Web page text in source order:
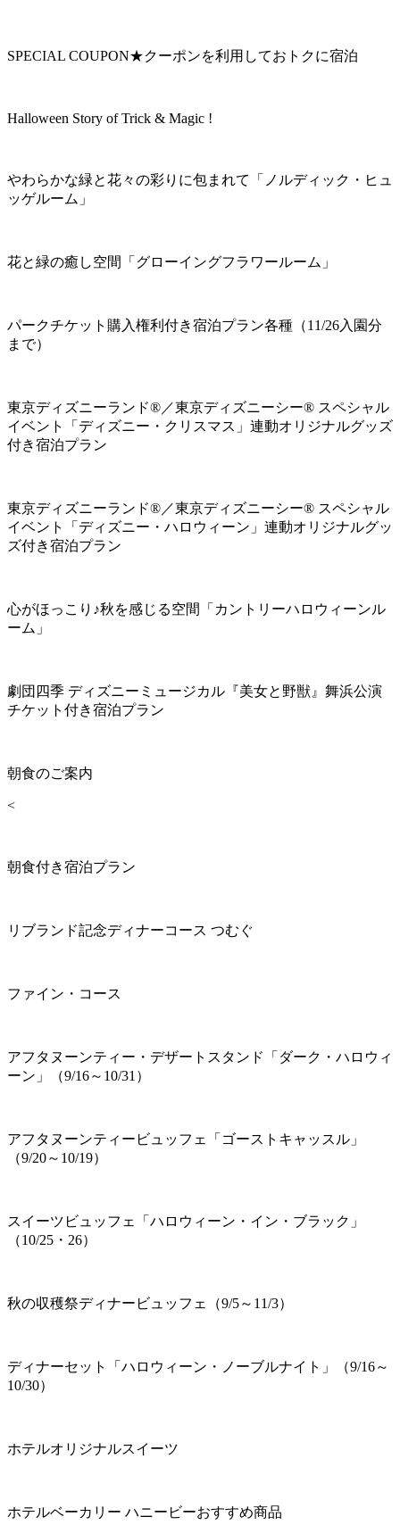
SPECIAL COUPON★クーポンを利用しておトクに宿泊
Halloween Story of Trick & Magic !
やわらかな緑と花々の彩りに包まれて「ノルディック・ヒュ
ッゲルーム」
花と緑の癒し空間「グローイングフラワールーム」
パークチケット購入権利付き宿泊プラン各種（11/26入園分
まで）
東京ディズニーランド®／東京ディズニーシー® スペシャル
イベント「ディズニー・クリスマス」連動オリジナルグッズ
付き宿泊プラン
東京ディズニーランド®／東京ディズニーシー® スペシャル
イベント「ディズニー・ハロウィーン」連動オリジナルグッ
ズ付き宿泊プラン
心がほっこり♪秋を感じる空間「カントリーハロウィーンル
ーム」
劇団四季 ディズニーミュージカル『美女と野獣』舞浜公演
チケット付き宿泊プラン
朝食のご案内
<
朝食付き宿泊プラン
リブランド記念ディナーコース つむぐ
ファイン・コース
アフタヌーンティー・デザートスタンド「ダーク・ハロウィ
ーン」（9/16～10/31）
アフタヌーンティービュッフェ「ゴーストキャッスル」
（9/20～10/19）
スイーツビュッフェ「ハロウィーン・イン・ブラック」
（10/25・26）
秋の収穫祭ディナービュッフェ（9/5～11/3）
ディナーセット「ハロウィーン・ノーブルナイト」（9/16～
10/30）
ホテルオリジナルスイーツ
ホテルベーカリー ハニービーおすすめ商品